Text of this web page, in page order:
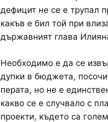
дефицит не се е трупал
какъв е бил той при
държавният глава
Необходимо е да се
дупки в бюджета, посочи
перата, но не е
какво се е случвало с
проекти, където са